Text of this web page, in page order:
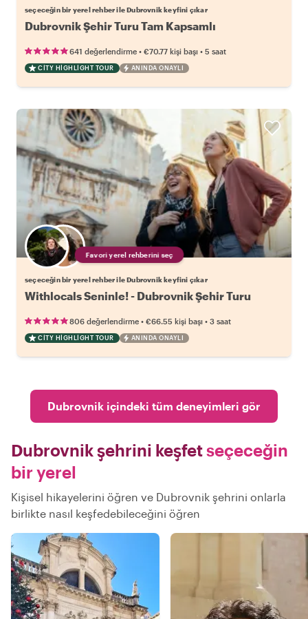
seçeceğin bir yerel rehber ile Dubrovnik keyfini çıkar
Dubrovnik Şehir Turu Tam Kapsamlı
641 değerlendirme • €70.77 kişi başı • 5 saat
CITY HIGHLIGHT TOUR ANINDA ONAYLI
Favori yerel rehberini seç
seçeceğin bir yerel rehber ile Dubrovnik keyfini çıkar
Withlocals Seninle! - Dubrovnik Şehir Turu
806 değerlendirme • €66.55 kişi başı • 3 saat
CITY HIGHLIGHT TOUR ANINDA ONAYLI
Dubrovnik içindeki tüm deneyimleri gör
Dubrovnik şehrini keşfetseçeceğin
bir yerel
Kişisel hikayelerini öğren ve Dubrovnik şehrini onlarla
birlikte nasıl keşfedebileceğini öğren